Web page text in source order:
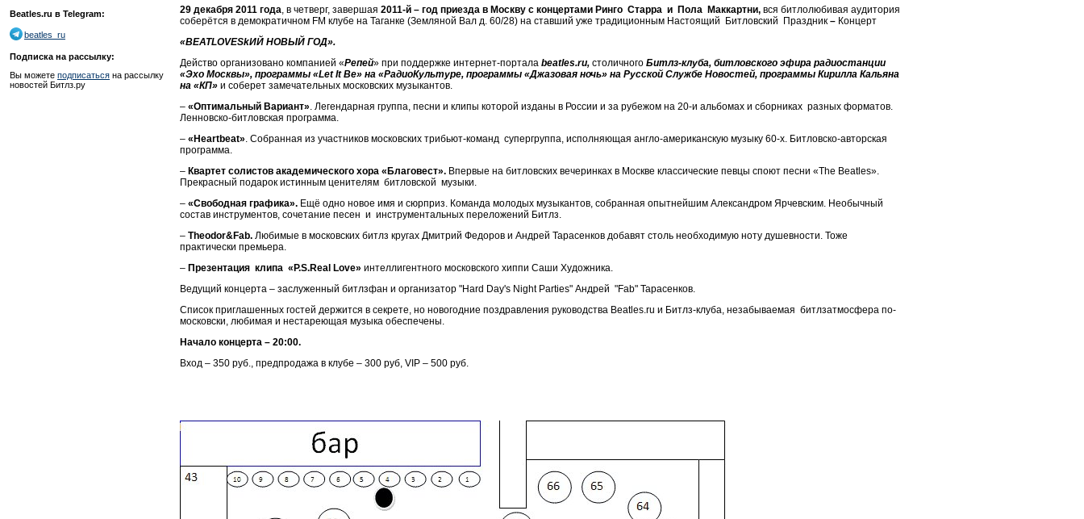
Beatles.ru в Telegram:
beatles_ru
Подписка на рассылку:
Вы можете подписаться на рассылку
новостей Битлз.ру
29 декабря 2011 года , в четверг, завершая 2011-й – год приезда в Москву с концертами Ринго Старра и Пола Маккартни, вся битлолюбивая аудитория
соберётся в демократичном FM клубе на Таганке (Земляной Вал д. 60/28) на ставший уже традиционным Настоящий Битловский Праздник – Концерт
«BEATLOVESkИЙ НОВЫЙ ГОД».
Действо организовано компанией «Репей» при поддержке интернет-портала beatles.ru, столичного Битлз-клуба, битловского эфира радиостанции
«Эхо Москвы», программы «Let It Be» на «РадиоКультуре, программы «Джазовая ночь» на Русской Службе Новостей, программы Кирилла Кальяна
на «КП» и соберет замечательных московских музыкантов.
– «Оптимальный Вариант» . Легендарная группа, песни и клипы которой изданы в России и за рубежом на 20-и альбомах и сборниках разных форматов.
Ленновско-битловская программа.
– «Heartbeat» . Собранная из участников московских трибьют-команд супергруппа, исполняющая англо-американскую музыку 60-х. Битловско-авторская
программа.
– Квартет солистов академического хора «Благовест». Впервые на битловских вечеринках в Москве классические певцы споют песни «The Beatles».
Прекрасный подарок истинным ценителям битловской музыки.
– «Свободная графика». Ещё одно новое имя и сюрприз. Команда молодых музыкантов, собранная опытнейшим Александром Ярчевским. Необычный
состав инструментов, сочетание песен и инструментальных переложений Битлз.
– Theodor&Fab. Любимые в московских битлз кругах Дмитрий Федоров и Андрей Тарасенков добавят столь необходимую ноту душевности. Тоже
практически премьера.
– Презентация клипа «P.S.Real Love» интеллигентного московского хиппи Саши Художника.
Ведущий концерта – заслуженный битлзфан и организатор "Hard Day's Night Parties" Андрей "Fab" Тарасенков.
Список приглашенных гостей держится в секрете, но новогодние поздравления руководства Beatles.ru и Битлз-клуба, незабываемая битлзатмосфера по-
московски, любимая и нестареющая музыка обеспечены.
Начало концерта – 20:00.
Вход – 350 руб., предпродажа в клубе – 300 руб, VIP – 500 руб.